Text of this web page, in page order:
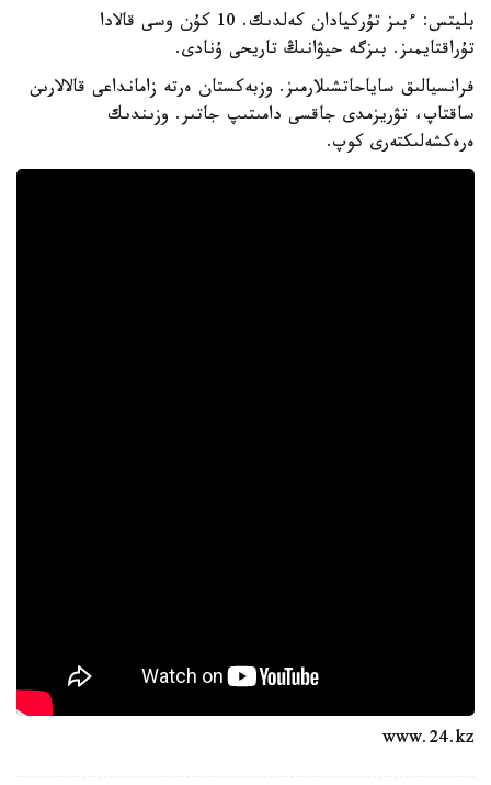
بليتس: ءبىز تۇركيادان كەلدىك. 10 كۇن وسى قالادا
تۇراقتايمىز. بىزگە حيۋانىڭ تاريحى ۇنادى.
فرانسيالىق ساياحاتشىلارمىز. وزبەكستان ەرتە زامانداعى قالالارىن
ساقتاپ، تۋريزمدى جاقسى دامىتىپ جاتىر. وزىندىك
ەرەكشەلىكتەرى كوپ.
www.24.kz